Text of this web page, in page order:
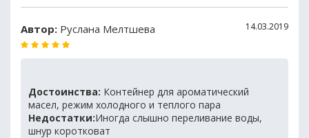
Автор: Руслана Мелтшева 14.03.2019
Достоинства: Контейнер для ароматический
масел, режим холодного и теплого пара
Недостатки:Иногда слышно переливание воды,
шнур коротковат